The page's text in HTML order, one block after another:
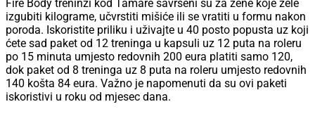
Fire Body treninzi kod Tamare savršeni su za žene koje žele
izgubiti kilograme, učvrstiti mišiće ili se vratiti u formu nakon
poroda. Iskoristite priliku i uživajte u 40 posto popusta uz koji
ćete sad paket od 12 treninga u kapsuli uz 12 puta na roleru
po 15 minuta umjesto redovnih 200 eura platiti samo 120,
dok paket od 8 treninga uz 8 puta na roleru umjesto redovnih
140 košta 84 eura. Važno je napomenuti da su ovi paketi
iskoristivi u roku od mjesec dana.